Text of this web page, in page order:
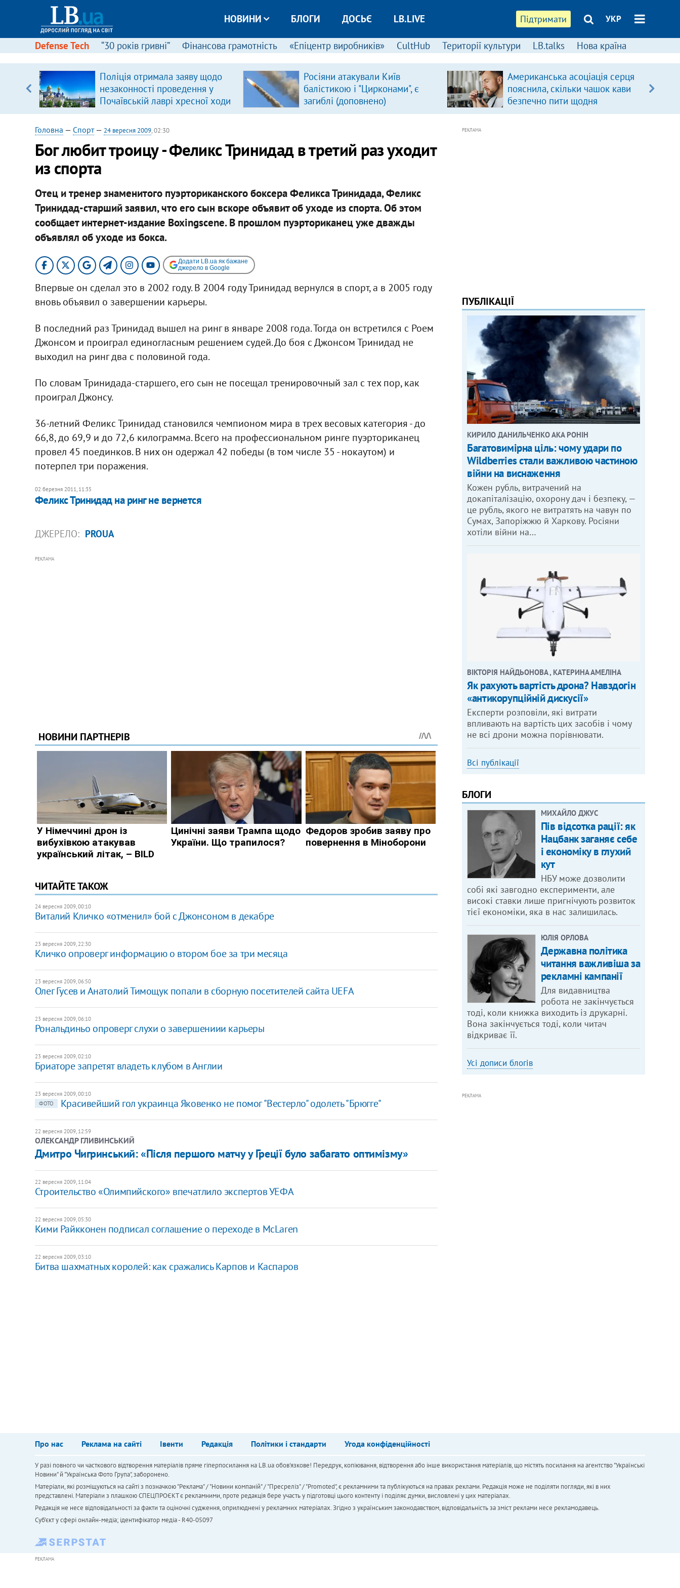
Підтримати УКР
НОВИНИ БЛОГИ ДОСЬЄ LB.LIVE
Defense Tech “30 років гривні” Фінансова грамотність «Епіцентр виробників» CultHub Території культури LB.talks Нова країна
Поліція отримала заяву щодо
незаконності проведення у
Почаївській лаврі хресної ходи
Росіяни атакували Київ
балістикою і "Цирконами", є
загиблі (доповнено)
Американська асоціація серця
пояснила, скільки чашок кави
безпечно пити щодня
Головна — Спорт— 24 вересня 2009, 02:30
Бог любит троицу - Феликс Тринидад в третий раз уходит
из спорта
Отец и тренер знаменитого пуэрториканского боксера Феликса Тринидада, Феликс
Тринидад-старший заявил, что его сын вскоре объявит об уходе из спорта. Об этом
сообщает интернет-издание Boxingscene. В прошлом пуэрториканец уже дважды
объявлял об уходе из бокса.
Додати LB.ua як бажане
джерело в Google
Впервые он сделал это в 2002 году. В 2004 году Тринидад вернулся в спорт, а в 2005 году
вновь объявил о завершении карьеры.
В последний раз Тринидад вышел на ринг в январе 2008 года. Тогда он встретился с Роем
Джонсом и проиграл единогласным решением судей. До боя с Джонсом Тринидад не
выходил на ринг два с половиной года.
По словам Тринидада-старшего, его сын не посещал тренировочный зал с тех пор, как
проиграл Джонсу.
36-летний Феликс Тринидад становился чемпионом мира в трех весовых категория - до
66,8, до 69,9 и до 72,6 килограмма. Всего на профессиональном ринге пуэрториканец
провел 45 поединков. В них он одержал 42 победы (в том числе 35 - нокаутом) и
потерпел три поражения.
02 березня 2011, 11:35
Феликс Тринидад на ринг не вернется
ДЖЕРЕЛО: PROUA
РЕКЛАМА
ЧИТАЙТЕ ТАКОЖ
24 вересня 2009, 00:10
Виталий Кличко «отменил» бой с Джонсоном в декабре
23 вересня 2009, 22:30
Кличко опроверг информацию о втором бое за три месяца
23 вересня 2009, 06:50
Олег Гусев и Анатолий Тимощук попали в сборную посетителей сайта UEFA
23 вересня 2009, 06:10
Рональдиньо опроверг слухи о завершениии карьеры
23 вересня 2009, 02:10
Бриаторе запретят владеть клубом в Англии
23 вересня 2009, 00:10
ФОТО
Красивейший гол украинца Яковенко не помог "Вестерло" одолеть "Брюгге"
22 вересня 2009, 12:59
ОЛЕКСАНДР ГЛИВИНСЬКИЙ
Дмитро Чигринський: «Після першого матчу у Греції було забагато оптимізму»
22 вересня 2009, 11:04
Строительство «Олимпийского» впечатлило экспертов УЕФА
22 вересня 2009, 05:30
Кими Райкконен подписал соглашение о переходе в McLaren
22 вересня 2009, 03:10
Битва шахматных королей: как сражались Карпов и Каспаров
РЕКЛАМА
ПУБЛІКАЦІЇ
КИРИЛО ДАНИЛЬЧЕНКО АКА РОНІН
Багатовимірна ціль: чому удари по
Wildberries стали важливою частиною
війни на виснаження
Кожен рубль, витрачений на
докапіталізацію, охорону дач і безпеку, —
це рубль, якого не витратять на чавун по
Сумах, Запоріжжю й Харкову. Росіяни
хотіли війни на…
ВІКТОРІЯ НАЙДЬОНОВА , КАТЕРИНА АМЕЛІНА
Як рахують вартість дрона? Навздогін
«антикорупційній дискусії»
Експерти розповіли, які витрати
впливають на вартість цих засобів і чому
не всі дрони можна порівнювати.
Всі публікації
БЛОГИ
МИХАЙЛО ДЖУС
Пів відсотка рації: як
Нацбанк заганяє себе
і економіку в глухий
кут
НБУ може дозволити
собі які завгодно експерименти, але
високі ставки лише пригнічують розвиток
тієї економіки, яка в нас залишилась.
ЮЛІЯ ОРЛОВА
Державна політика
читання важливіша за
рекламні кампанії
Для видавництва
робота не закінчується
тоді, коли книжка виходить із друкарні.
Вона закінчується тоді, коли читач
відкриває її.
Усі дописи блогів
РЕКЛАМА
Про нас Реклама на сайті Івенти Редакція Політики і стандарти Угода конфіденційності
У разі повного чи часткового відтворення матеріалів пряме гіперпосилання на LB.ua обов'язкове! Передрук, копіювання, відтворення або інше використання матеріалів, що містять посилання на агентство "Українськi
Новини" й "Українська Фото Група", заборонено.
Матеріали, які розміщуються на сайті з позначкою "Реклама" / "Новини компаній" / "Пресреліз" / "Promoted", є рекламними та публікуються на правах реклами. Редакція може не поділяти погляди, які в них
представлені. Матеріали з плашкою СПЕЦПРОЄКТ є рекламними, проте редакція бере участь у підготовці цього контенту і поділяє думки, висловлені у цих матеріалах.
Редакція не несе відповідальності за факти та оціночні судження, оприлюднені у рекламних матеріалах. Згідно з українським законодавством, відповідальність за зміст реклами несе рекламодавець.
Cуб'єкт у сфері онлайн-медіа; ідентифікатор медіа - R40-05097
РЕКЛАМА